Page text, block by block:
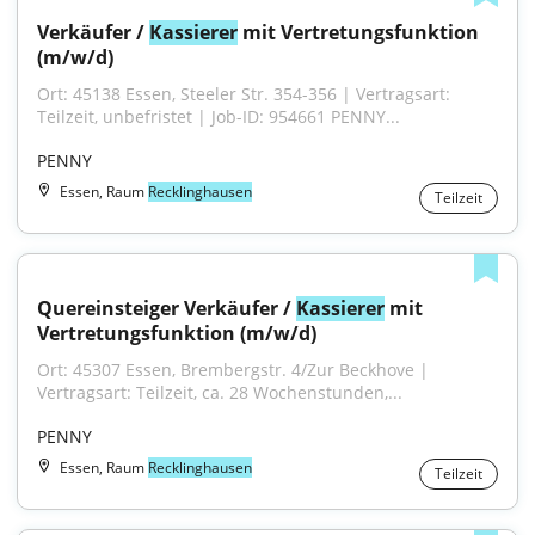
Verkäufer / Kassierer mit Vertretungsfunktion
(m/w/d)
Ort: 45138 Essen, Steeler Str. 354-356 | Vertragsart:
Teilzeit, unbefristet | Job-ID: 954661 PENNY...
PENNY
Essen, Raum Recklinghausen Teilzeit
Quereinsteiger Verkäufer / Kassierer mit
Vertretungsfunktion (m/w/d)
Ort: 45307 Essen, Brembergstr. 4/Zur Beckhove |
Vertragsart: Teilzeit, ca. 28 Wochenstunden,...
PENNY
Essen, Raum Recklinghausen Teilzeit